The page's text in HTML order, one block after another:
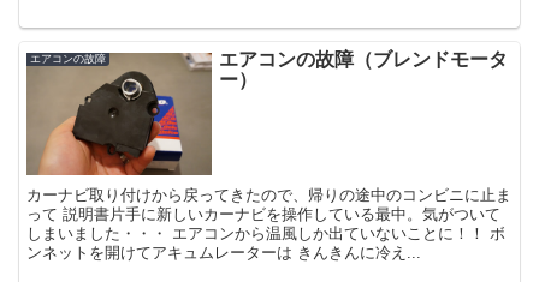
エアコンの故障
エアコンの故障（ブレンドモータ
ー）
カーナビ取り付けから戻ってきたので、帰りの途中のコンビニに止ま
って 説明書片手に新しいカーナビを操作している最中。気がついて
しまいました・・・ エアコンから温風しか出ていないことに！！ ボ
ンネットを開けてアキュムレーターは きんきんに冷え...